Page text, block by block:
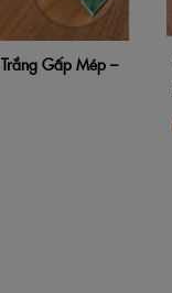
Xem nhanh
Gấp Mép –